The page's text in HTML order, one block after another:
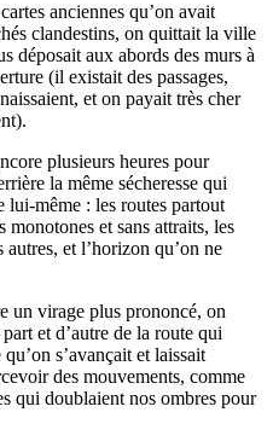
anciennes qu’on avait
clandestins, on quittait la ville
déposait aux abords des murs à
(il existait des passages,
et on payait très cher
plusieurs heures pour
la même sécheresse qui
lui-même : les routes partout
monotones et sans attraits, les
et l’horizon qu’on ne
un virage plus prononcé, on
et d’autre de la route qui
s’avançait et laissait
des mouvements, comme
qui doublaient nos ombres pour